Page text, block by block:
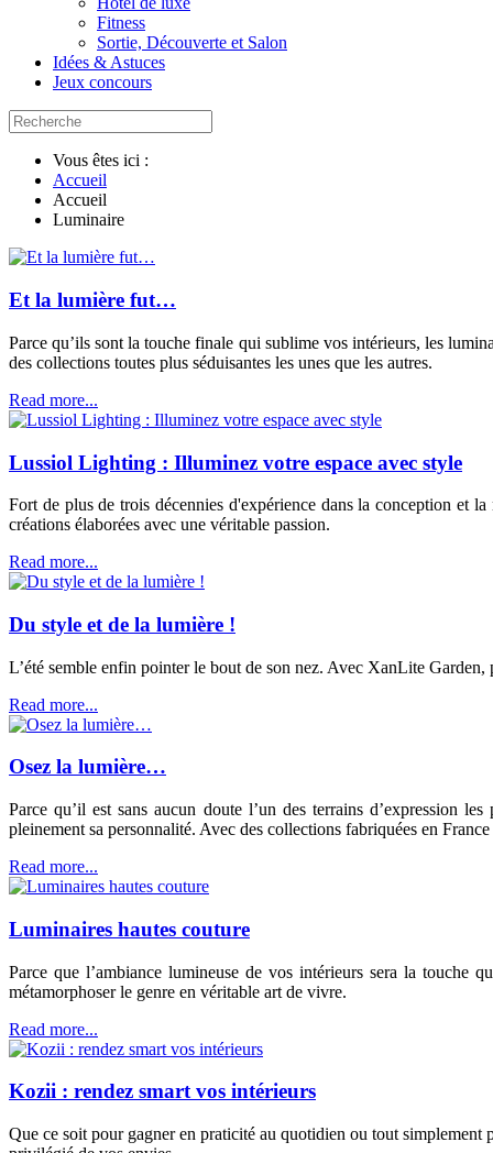
Fitness
Sortie, Découverte et Salon
Idées & Astuces
Jeux concours
Vous êtes ici :
Accueil
Accueil
Luminaire
Et la lumière fut…
Parce qu’ils sont la touche finale qui sublime vos intérieurs, les
des collections toutes plus séduisantes les unes que les autres.
Read more...
Lussiol Lighting : Illuminez votre espace avec style
Fort de plus de trois décennies d'expérience dans la conception et
créations élaborées avec une véritable passion.
Read more...
Du style et de la lumière !
L’été semble enfin pointer le bout de son nez. Avec XanLite
Read more...
Osez la lumière…
Parce qu’il est sans aucun doute l’un des terrains d’expression
pleinement sa personnalité. Avec des collections fabriquées en
Read more...
Luminaires hautes couture
Parce que l’ambiance lumineuse de vos intérieurs sera la
métamorphoser le genre en véritable art de vivre.
Read more...
Kozii : rendez smart vos intérieurs
Que ce soit pour gagner en praticité au quotidien ou tout